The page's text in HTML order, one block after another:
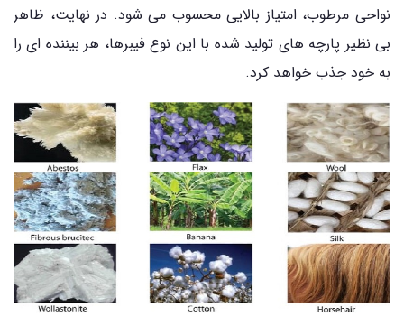
نواحی مرطوب، امتیاز بالایی محسوب می شود. در نهایت، ظاهر
بی نظیر پارچه های تولید شده با این نوع فیبرها، هر بیننده ای را
به خود جذب خواهد کرد.